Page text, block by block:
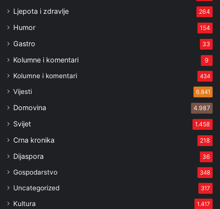
Ljepota i zdravlje 264
Humor 154
Gastro 33
Kolumne i komentari 9
Kolumne i komentari 434
Vijesti 6.841
Domovina 4.987
Svijet 1.458
Crna kronika 218
Dijaspora 36
Gospodarstvo 348
Uncategorized 317
Kultura 1.417